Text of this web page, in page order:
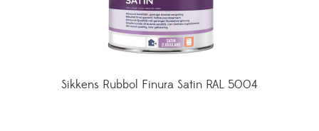
Sikkens Rubbol Finura Satin RAL 5004